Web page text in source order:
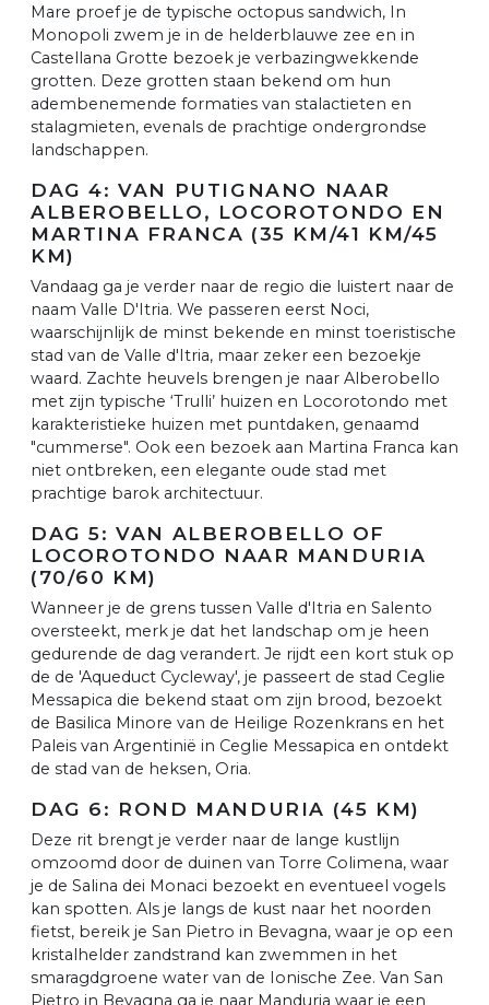
Mare proef je de typische octopus sandwich, In
Monopoli zwem je in de helderblauwe zee en in
Castellana Grotte bezoek je verbazingwekkende
grotten. Deze grotten staan bekend om hun
adembenemende formaties van stalactieten en
stalagmieten, evenals de prachtige ondergrondse
landschappen.
DAG 4: VAN PUTIGNANO NAAR
ALBEROBELLO, LOCOROTONDO EN
MARTINA FRANCA (35 KM/41 KM/45
KM)
Vandaag ga je verder naar de regio die luistert naar de
naam Valle D'Itria. We passeren eerst Noci,
waarschijnlijk de minst bekende en minst toeristische
stad van de Valle d'Itria, maar zeker een bezoekje
waard. Zachte heuvels brengen je naar Alberobello
met zijn typische ‘Trulli’ huizen en Locorotondo met
karakteristieke huizen met puntdaken, genaamd
"cummerse". Ook een bezoek aan Martina Franca kan
niet ontbreken, een elegante oude stad met
prachtige barok architectuur.
DAG 5: VAN ALBEROBELLO OF
LOCOROTONDO NAAR MANDURIA
(70/60 KM)
Wanneer je de grens tussen Valle d'Itria en Salento
oversteekt, merk je dat het landschap om je heen
gedurende de dag verandert. Je rijdt een kort stuk op
de de 'Aqueduct Cycleway', je passeert de stad Ceglie
Messapica die bekend staat om zijn brood, bezoekt
de Basilica Minore van de Heilige Rozenkrans en het
Paleis van Argentinië in Ceglie Messapica en ontdekt
de stad van de heksen, Oria.
DAG 6: ROND MANDURIA (45 KM)
Deze rit brengt je verder naar de lange kustlijn
omzoomd door de duinen van Torre Colimena, waar
je de Salina dei Monaci bezoekt en eventueel vogels
kan spotten. Als je langs de kust naar het noorden
fietst, bereik je San Pietro in Bevagna, waar je op een
kristalhelder zandstrand kan zwemmen in het
smaragdgroene water van de Ionische Zee. Van San
Pietro in Bevagna ga je naar Manduria waar je een